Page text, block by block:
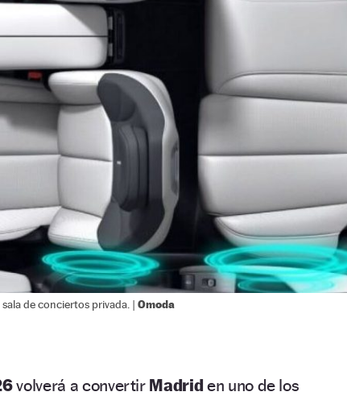
de conciertos privada. | Omoda
volverá a convertir Madriden uno de los